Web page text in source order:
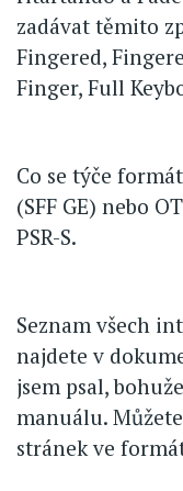
zadávat těmito
Fingered,
Finger, Full
Co se týče
(SFF GE) nebo
PSR-S.
Seznam všech
najdete v
jsem psal,
manuálu.
stránek ve